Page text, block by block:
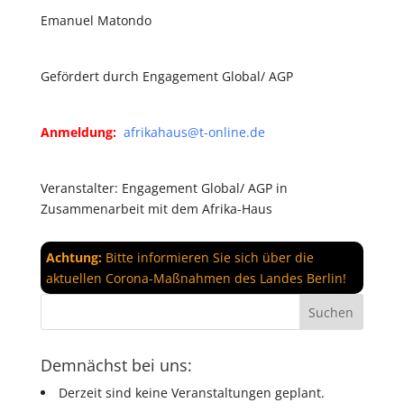
Emanuel Matondo
Gefördert durch Engagement Global/ AGP
Anmeldung: afrikahaus@t-online.de
Veranstalter: Engagement Global/ AGP in
Zusammenarbeit mit dem Afrika-Haus
Achtung:Bitte informieren Sie sich über die
aktuellen Corona-Maßnahmen des Landes Berlin!
Demnächst bei uns:
Derzeit sind keine Veranstaltungen geplant.